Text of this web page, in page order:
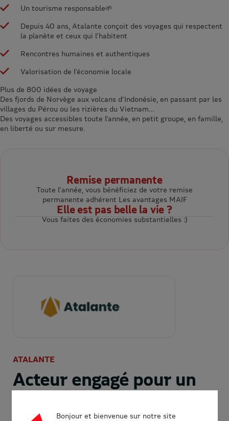
Un tourisme responsable🌱
Depuis 40 ans, Atalante conçoit des voyages qui respectent
la planète et ceux qui l’habitent
Rencontres humaines et authentiques
Valorisation de l’économie locale
Plus de 800 idées de voyage
Des fjords de Norvège aux volcans d’Indonésie, en passant par les
villages du Pérou ou les rizières du Vietnam…
Des voyages accessibles toute l’année, en petit groupe, en famille,
en liberté ou sur mesure.
Remise permanente
Toute l'année, vous bénéficiez de votre remise
permanente adhérent Les avantages MAIF
Elle est pas belle la vie ?
Vous faites des économies substantielles :)
ATALANTE
Acteur engagé pour un
tourisme responsable
Atalante permet la découverte de territoires naturels
Bonjour et bienvenue sur notre site